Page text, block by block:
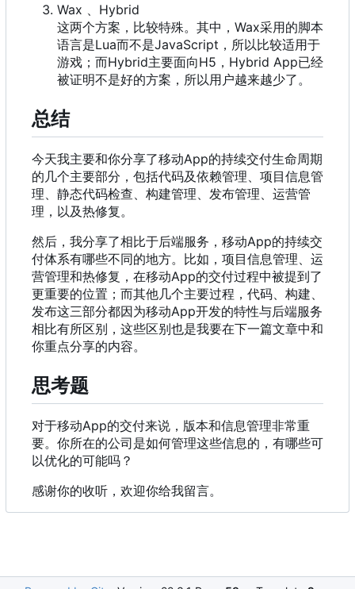
Wax 、Hybrid
这两个方案 ， 比较特殊。其中 ， Wax采用的脚本
语言是Lua而不是JavaScript ， 所以比较适用于
游戏 ； 而Hybrid主要面向H5 ， Hybrid App已经
被证明不是好的方案 ， 所以用户越来越少了。
总结
今天我主要和你分享了移动App的持续交付生命周期
的几个主要部分 ， 包括代码及依赖管理、项目信息管
理、静态代码检查、构建管理、发布管理、运营管
理 ， 以及热修复。
然后 ， 我分享了相比于后端服务 ， 移动App的持续交
付体系有哪些不同的地方。比如 ， 项目信息管理、运
营管理和热修复 ， 在移动App的交付过程中被提到了
更重要的位置 ； 而其他几个主要过程 ， 代码、构建、
发布这三部分都因为移动App开发的特性与后端服务
相比有所区别 ， 这些区别也是我要在下一篇文章中和
你重点分享的内容。
思考题
对于移动App的交付来说 ， 版本和信息管理非常重
要。你所在的公司是如何管理这些信息的 ， 有哪些可
以优化的可能吗 ？
感谢你的收听，欢迎你给我留言。